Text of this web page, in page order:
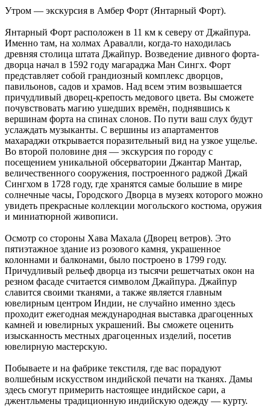
Утром — экскурсия в Амбер Форт (Янтарный Форт).
Янтарный Форт расположен в 11 км к северу от Джайпура.
Именно там, на холмах Аравалли, когда-то находилась
древняя столица штата Джайпур. Возведение дивного форта-
дворца начал в 1592 году магараджа Ман Сингх. Форт
представляет собой грандиозный комплекс дворцов,
павильонов, садов и храмов. Над всем этим возвышается
причудливый дворец-крепость медового цвета. Вы сможете
почувствовать магию ушедших времён, поднявшись к
вершинам форта на спинах слонов. По пути ваш слух будут
услаждать музыканты. С вершины из апартаментов
махараджи открывается поразительный вид на узкое ущелье.
Во второй половине дня — экскурсия по городу с
посещением уникальной обсерватории Джантар Мантар,
величественного сооружения, построенного раджой Джай
Сингхом в 1728 году, где хранятся самые большие в мире
солнечные часы, Городского Дворца в музеях которого можно
увидеть прекрасные коллекции могольского костюма, оружия
и миниатюрной живописи.
Осмотр со стороны Хава Махала (Дворец ветров). Это
пятиэтажное здание из розового камня, украшенное
колоннами и балконами, было построено в 1799 году.
Причудливый рельеф дворца из тысячи решетчатых окон на
резном фасаде считается символом Джайпура. Джайпур
славится своими тканями, а также является главным
ювелирным центром Индии, не случайно именно здесь
проходит ежегодная международная выставка драгоценных
камней и ювелирных украшений. Вы сможете оценить
изысканность местных драгоценных изделий, посетив
ювелирную мастерскую.
Побываете и на фабрике текстиля, где вас порадуют
волшебным искусством индийской печати на тканях. Дамы
здесь смогут примерить настоящее индийское сари, а
джентльмены традиционную индийскую одежду — курту.